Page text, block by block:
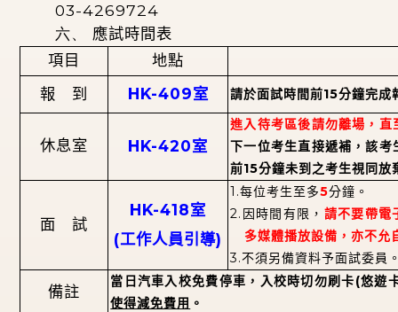
03-4269724
六、
應試時間表
項目
地點
報
到 HK-409室 請於面試時間前15分鐘完成
休息室 HK-420室
進入待考區後請勿離場，直
下一位考生直接遞補，該
前15分鐘未到之考生視同放
面 試
HK-418室
(工作人員引導)
1.每位考生至多5分鐘。
2. 因時間有限， 請不要帶電
多媒體播放設備，亦不允
3.不須另備資料予面試委員
備註
當日汽車入校免費停車，入校時切勿刷卡 (悠遊
使得減免費用 。